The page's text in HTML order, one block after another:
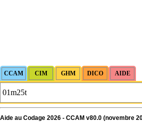
Aide au Codage 2026 - CCAM v80.0 (novembre